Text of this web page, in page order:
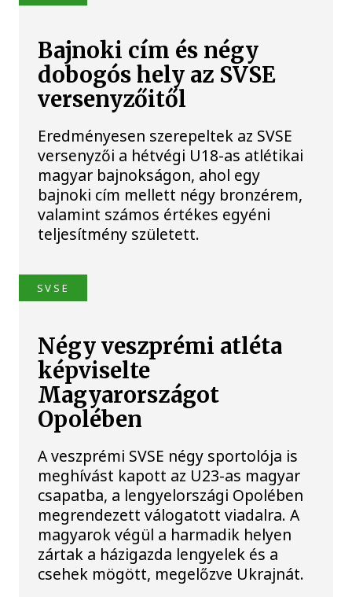
Bajnoki cím és négy
dobogós hely az SVSE
versenyzőitől
Eredményesen szerepeltek az SVSE
versenyzői a hétvégi U18-as atlétikai
magyar bajnokságon, ahol egy
bajnoki cím mellett négy bronzérem,
valamint számos értékes egyéni
teljesítmény született.
SVSE
Négy veszprémi atléta
képviselte
Magyarországot
Opolében
A veszprémi SVSE négy sportolója is
meghívást kapott az U23-as magyar
csapatba, a lengyelországi Opolében
megrendezett válogatott viadalra. A
magyarok végül a harmadik helyen
zártak a házigazda lengyelek és a
csehek mögött, megelőzve Ukrajnát.